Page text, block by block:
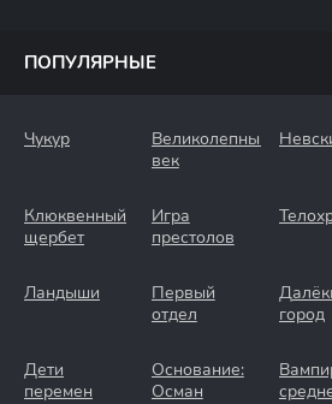
ПОПУЛЯРНЫЕ
Чукур
Великолепный
век
Клюквенный
щербет
Игра
престолов
Ландыши
Первый
отдел
город
Дети
перемен
Основание:
Осман